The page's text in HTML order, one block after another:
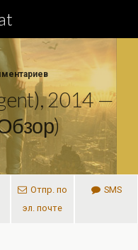
2014 —
Отпр. по
эл. почте
SMS